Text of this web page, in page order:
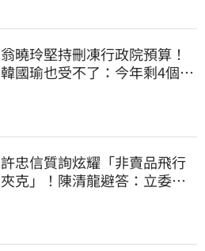
翁曉玲堅持刪凍行政院預算！
韓國瑜也受不了：今年剩4個月
許忠信質詢炫耀「非賣品飛行
夾克」！陳清龍避答：立委質